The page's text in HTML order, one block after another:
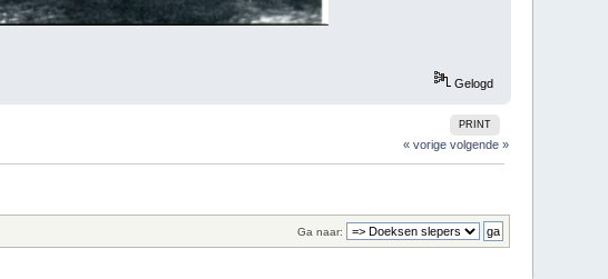
Gelogd
PRINT
« vorige volgende »
Ga naar: